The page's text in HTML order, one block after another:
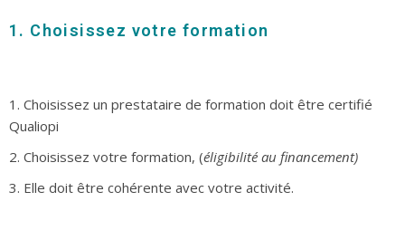
1. Choisissez votre formation
1. Choisissez un prestataire de formation doit être certifié
Qualiopi
2. Choisissez votre formation, (éligibilité au financement)
3. Elle doit être cohérente avec votre activité.